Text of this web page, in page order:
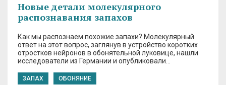
Новые детали молекулярного
распознавания запахов
Как мы распознаем похожие запахи? Молекулярный
ответ на этот вопрос, заглянув в устройство коротких
отростков нейронов в обонятельной луковице, нашли
исследователи из Германии и опубликовали…
ЗАПАХ ОБОНЯНИЕ